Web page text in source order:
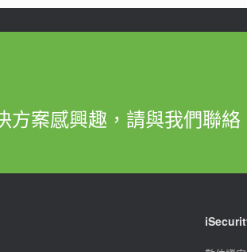
案感興趣，請與我們聯絡